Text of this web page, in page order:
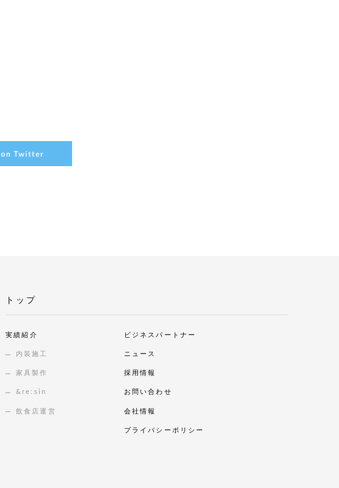
トップ
実績紹介
内装施工
家具製作
&re:sin
飲食店運営
ビジネスパートナー
ニュース
採用情報
お問い合わせ
会社情報
プライバシーポリシー